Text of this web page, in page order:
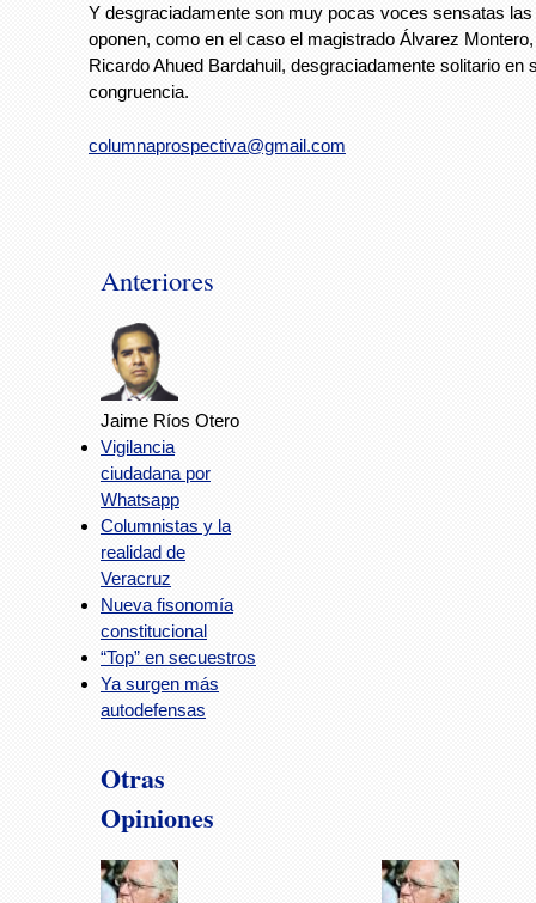
Y desgraciadamente son muy pocas voces sensatas las
oponen, como en el caso el magistrado Álvarez
Ricardo Ahued Bardahuil, desgraciadamente solitario en
congruencia.
columnaprospectiva@gmail.com
Anteriores
Jaime Ríos Otero
Vigilancia
ciudadana por
Whatsapp
Columnistas y la
realidad de
Veracruz
Nueva fisonomía
constitucional
“Top” en secuestros
Ya surgen más
autodefensas
Otras
Opiniones